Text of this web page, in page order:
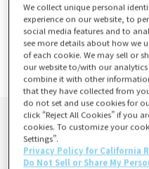
ご注文から10
※土日祝日および、年末年始
詳しくは、 営業日カ
We collect unique personal
experience on our website, to
social media features and to
see more details about how we
of each cookie. We may sell or
our website to/with our
combine it with other
that they have collected from
do not set and use cookies for
click “Reject All Cookies” if you
cookies. To customize your
Settings”.
Privacy Policy for California
Do Not Sell or Share My